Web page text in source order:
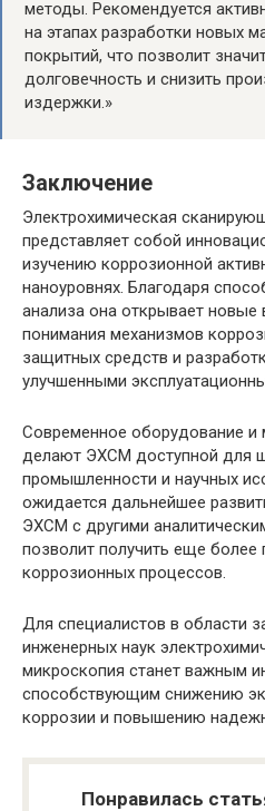
методы. Рекомендуется
на этапах разработки новых
покрытий, что позволит
долговечность и снизить
издержки.»
Заключение
Электрохимическая
представляет собой
изучению коррозионной
наноуровнях. Благодаря
анализа она открывает
понимания механизмов
защитных средств и
улучшенными
Современное оборудование
делают ЭХСМ доступной для
промышленности и научных
ожидается дальнейшее
ЭХСМ с другими
позволит получить еще более
коррозионных процессов.
Для специалистов в области
инженерных наук
микроскопия станет важным
способствующим снижению
коррозии и повышению
Понравилась